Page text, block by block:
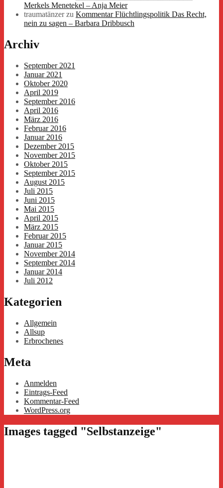
Merkels Menetekel – Anja Meier
traumatänzerzu Kommentar Flüchtlingspolitik Das Recht,
nein zu sagen – Barbara Dribbusch
Archiv
September 2021
Januar 2021
Oktober 2020
April 2019
September 2016
April 2016
März 2016
Februar 2016
Januar 2016
Dezember 2015
November 2015
Oktober 2015
September 2015
August 2015
Juli 2015
Juni 2015
Mai 2015
April 2015
März 2015
Februar 2015
Januar 2015
November 2014
September 2014
Januar 2014
Juli 2012
Kategorien
Allgemein
Allsup
Erbrochenes
Meta
Anmelden
Eintrags-Feed
Kommentar-Feed
WordPress.org
Images tagged "Selbstanzeige"